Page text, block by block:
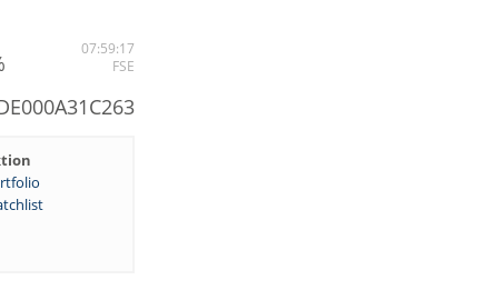
07:59:17
FSE